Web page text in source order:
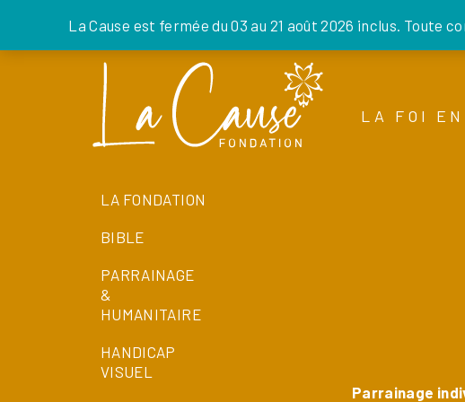
La Cause est fermée du 03 au 21 août 2026 inclus.
LA FOI EN
LA FONDATION
BIBLE
PARRAINAGE
&
HUMANITAIRE
HANDICAP
VISUEL
Parrainage